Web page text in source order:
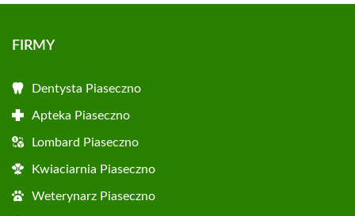
FIRMY
Dentysta Piaseczno
Apteka Piaseczno
Lombard Piaseczno
Kwiaciarnia Piaseczno
Weterynarz Piaseczno